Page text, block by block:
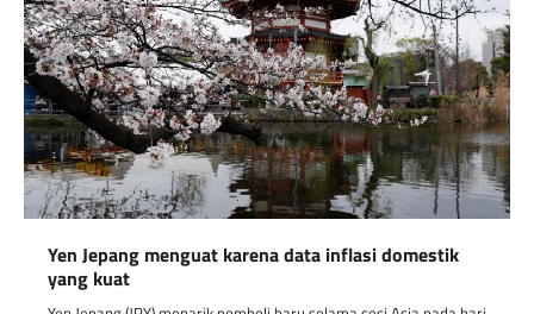
Yen Jepang menguat karena data inflasi domestik
yang kuat